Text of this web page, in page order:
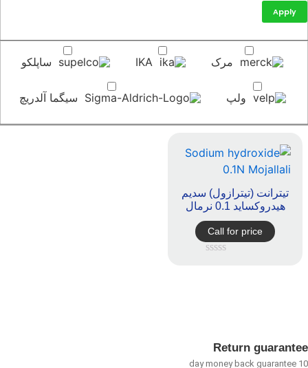
Apply
مرک IKA ساپلکو
ولپ سیگما آلدریچ
تیترانت (تیترازول) سدیم
هیدروکساید 0.1 نرمال
Call for price
Return